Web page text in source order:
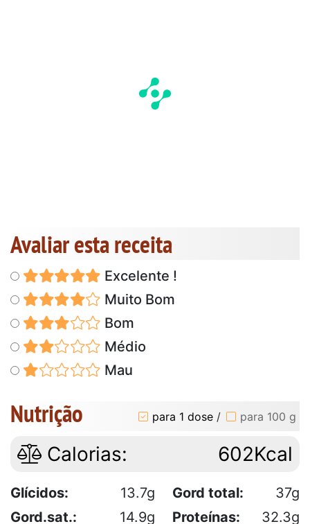
Avaliar esta receita
Excelente !
Muito Bom
Bom
Médio
Mau
Nutrição para 1 dose / para 100 g
Calorias: 602Kcal
Glícidos: 13.7g Gord total:
37g
Gord.sat.:
14.9g Proteínas:
32.3g